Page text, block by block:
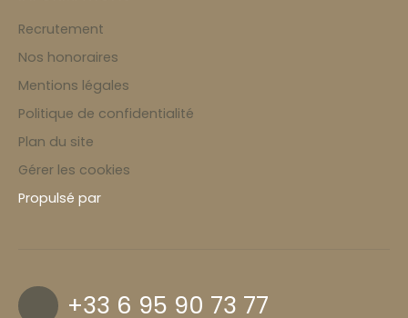
Recrutement
Nos honoraires
Mentions légales
Politique de confidentialité
Plan du site
Gérer les cookies
Propulsé par
+33 6 95 90 73 77